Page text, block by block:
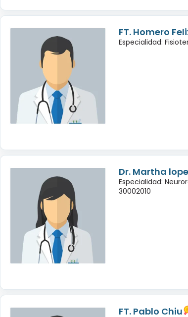
FT. Homero
Especialidad:
Dr. Martha
Especialidad:
30002010
FT. Pablo Chiu